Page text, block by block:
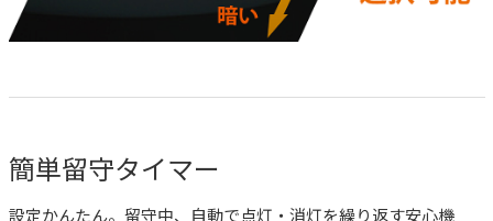
簡単留守タイマー
設定かんたん。留守中、自動で点灯・消灯を繰り返す安心機